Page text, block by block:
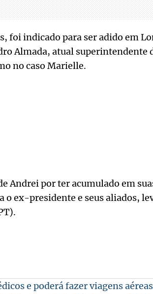
foi indicado para ser adido em
Almada, atual superintendente
no caso Marielle.
Andrei por ter acumulado em
ex-presidente e seus aliados,
e poderá fazer viagens aéreas